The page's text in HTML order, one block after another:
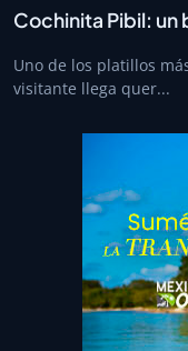
Cochinita Pibil: un
Uno de los platillos
visitante llega quer...